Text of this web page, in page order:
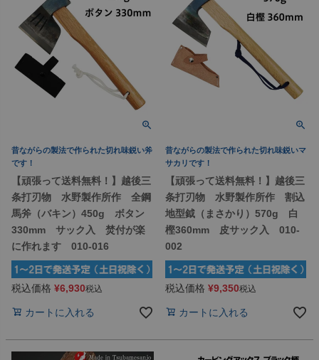
昔ながらの製法で作られた切れ味鋭い斧
です！
【頑張って送料無料！】越後三
条打刃物 水野製作所作 全鋼
馬斧（バキン）450g ボタン
330mm サック入 焚付が楽
に作れます 010-016
税込価格 ¥6,930税込
カートに入れる
昔ながらの製法で作られた切れ味鋭いマ
サカリです！
【頑張って送料無料！】越後三
条打刃物 水野製作所作 割込
地型鉞（まさかり）570g 白
樫360mm 皮サック入 010-
002
税込価格 ¥9,350税込
カートに入れる